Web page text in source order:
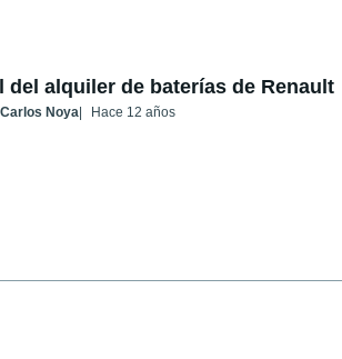
del alquiler de baterías de Renault
Carlos Noya Hace 12 años